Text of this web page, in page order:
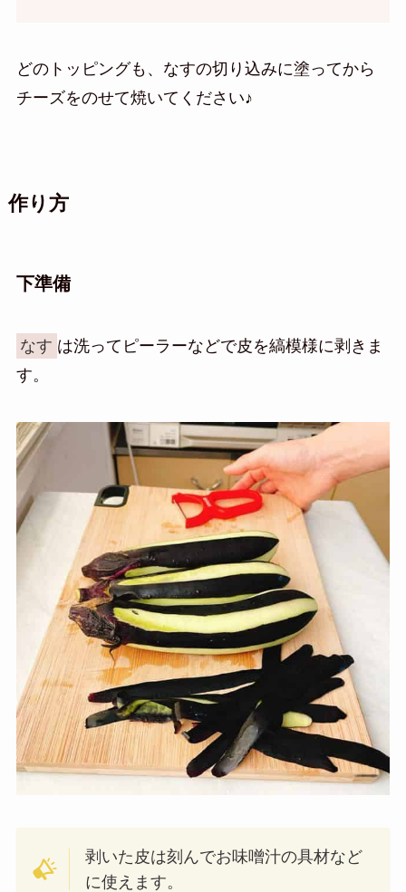
どのトッピングも、なすの切り込みに塗ってから
チーズをのせて焼いてください♪
作り方
下準備
なす は洗ってピーラーなどで皮を縞模様に剥きま
す。
剥いた皮は刻んでお味噌汁の具材など
に使えます。